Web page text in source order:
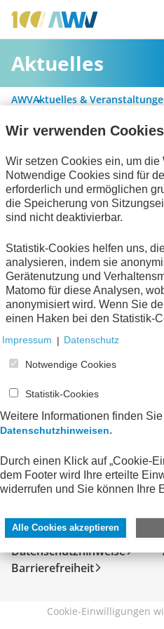
Aktuelles
AWVAktuelles &
Alle Kategorien
Handel und elektronische
Informationswirtschaft
zum Verein
Keine Nachrichten verfügbar.
SERVICE
Kontakt
Impressum
Datenschutzhinweise
Barrierefreiheit
Cookie-Einwilligungen
Wir verwenden Cookies
Wir setzen Cookies ein, um die
Notwendige Cookies sind für
erforderlich und ermöglichen
die Speicherung von
sind nicht deaktivierbar.
Statistik-Cookies helfen uns,
analysieren, indem sie
Gerätenutzung und
Matomo für diese Analysen,
anonymisiert wird. Wenn Sie
einen Haken bei den Statistik-
Impressum | Datenschutz
Notwendige Cookies
Statistik-Cookies
Weitere Informationen finden
Datenschutzhinweisen.
Durch einen Klick auf „Cookie-
dem Footer wird Ihre erteilte
widerrufen und Sie können Ihre
Alle Cookies akzeptieren